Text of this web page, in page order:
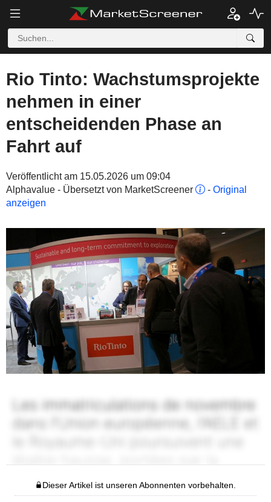
Rio Tinto: Wachstumsprojekte
nehmen in einer
entscheidenden Phase an
Fahrt auf
Veröffentlicht am 15.05.2026 um 09:04
Alphavalue - Übersetzt von MarketScreener
- Original
anzeigen
Dieser Artikel ist unseren Abonnenten vorbehalten.